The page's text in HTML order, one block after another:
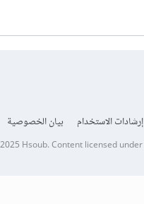
إرشادات الاستخدام بيان الخصوصية
Hsoub.Content licensed under